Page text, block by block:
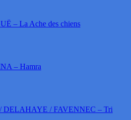
– La Ache des chiens
– Hamra
DELAHAYE / FAVENNEC – Tri